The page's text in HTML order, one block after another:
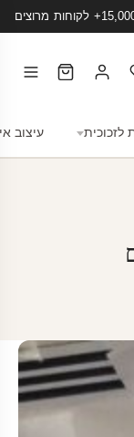
לזכוכית עיצוב